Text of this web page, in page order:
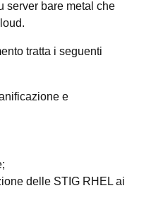
server bare metal che
tratta i seguenti
e
delle STIG RHEL ai